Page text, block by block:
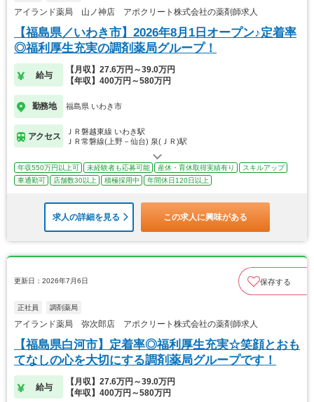
アイランド薬局 山ノ神店 アポクリート株式会社の薬剤師求人
【福島県／いわき市】2026年8月1日オープン♪定着率
◎福利厚生充実の調剤薬局グループ！
給与
【月収】27.6万円～39.0万円
【年収】400万円～580万円
勤務地 福島県 いわき市
アクセス
ＪＲ磐越東線 いわき駅
ＪＲ常磐線(上野－仙台) 泉(ＪＲ)駅
年収550万円以上可 未経験者も応募可能 産休・育休取得実績有り
スキルアップ
車通勤可
店舗数30以上 積極採用中 年間休日120日以上
求人の詳細を見る この求人に興味がある
更新日：2026年7月6日 保存する
正社員 調剤薬局
アイランド薬局 弥次郎店 アポクリート株式会社の薬剤師求人
【福島県白河市】定着率◎福利厚生充実☆笑顔とおも
てなしの心を大切にする調剤薬局グループです！
給与
【月収】27.6万円～39.0万円
【年収】400万円～580万円